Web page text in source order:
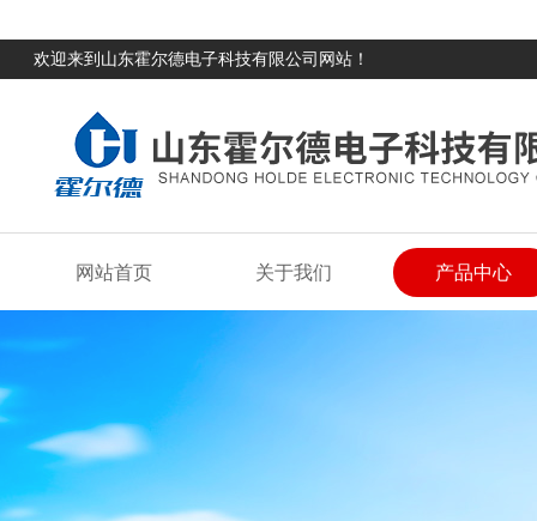
欢迎来到山东霍尔德电子科技有限公司网站！
网站首页 关于我们 产品中心